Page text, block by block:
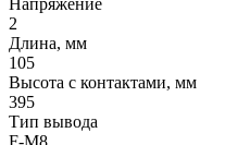
2
Длина, мм
105
Высота с контактами, мм
395
Тип вывода
F-M8